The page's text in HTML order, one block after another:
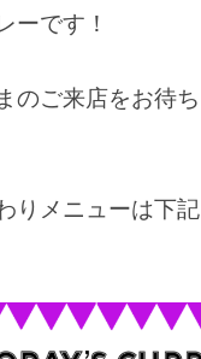
ーです！
のご来店をお待
りメニューは下